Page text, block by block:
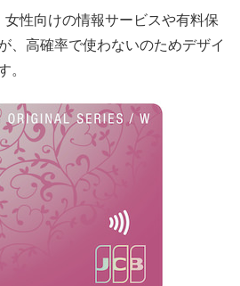
女性向けの情報サービスや有料保
、高確率で使わないのためデザイ
。